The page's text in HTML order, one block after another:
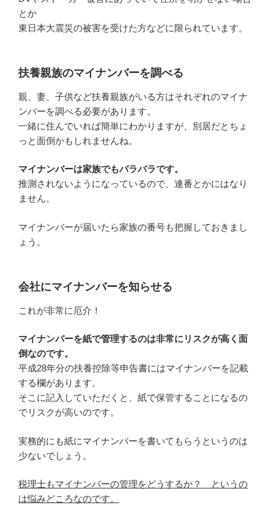
とか
東日本大震災の被害を受けた方などに限られています。
扶養親族のマイナンバーを調べる
親、妻、子供など扶養親族がいる方はそれぞれのマイナ
ンバーを調べる必要があります。
一緒に住んでいれば簡単にわかりますが、別居だとちょ
っと面倒かもしれませんね。
マイナンバーは家族でもバラバラです。
推測されないようになっているので、連番とかにはなり
ません。
マイナンバーが届いたら家族の番号も把握しておきまし
ょう。
会社にマイナンバーを知らせる
これが非常に厄介！
マイナンバーを紙で管理するのは非常にリスクが高く面
倒なのです。
平成28年分の扶養控除等申告書にはマイナンバーを記載
する欄があります。
そこに記入していただくと、紙で保管することになるの
でリスクが高いのです。
実務的にも紙にマイナンバーを書いてもらうというのは
少ないでしょう。
税理士もマイナンバーの管理をどうするか？ というの
は悩みどころなのです。